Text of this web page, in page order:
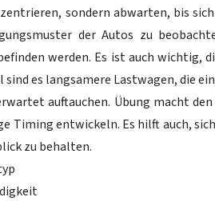
sondern abwarten, bis
der Autos zu
werden. Es ist auch wichtig,
sind es langsamere Lastwagen, die
auftauchen. Übung macht
Timing entwickeln. Es hilft auch,
zu behalten.